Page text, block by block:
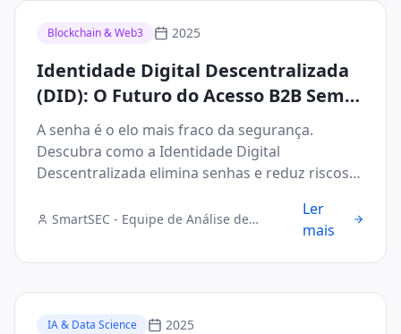
Blockchain & Web3 2025
Identidade Digital Descentralizada
(DID): O Futuro do Acesso B2B Sem
Senhas e Sem Falhas
A senha é o elo mais fraco da segurança.
Descubra como a Identidade Digital
Descentralizada elimina senhas e reduz riscos
SmartSEC - Equipe de Análise de
Ler
mais
IA & Data Science 2025